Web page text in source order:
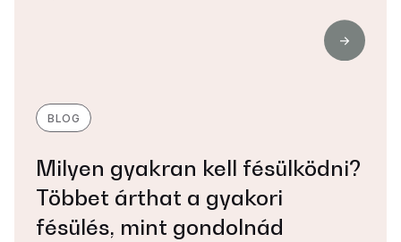
BLOG
Milyen gyakran kell fésülködni?
Többet árthat a gyakori
fésülés, mint gondolnád